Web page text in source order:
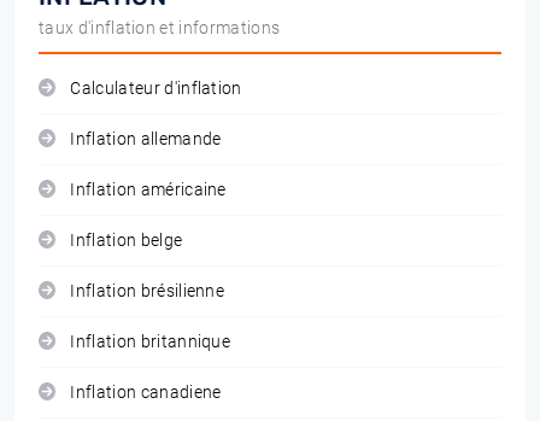
taux d'inflation et informations
Calculateur d'inflation
Inflation allemande
Inflation américaine
Inflation belge
Inflation brésilienne
Inflation britannique
Inflation canadiene